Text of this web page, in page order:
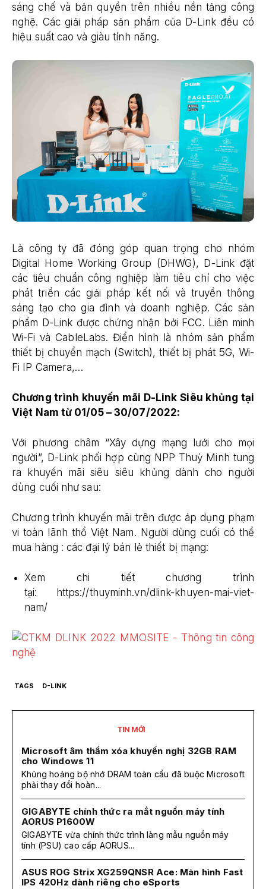
sáng chế và bản quyền trên nhiều nền tảng công
nghệ. Các giải pháp sản phẩm của D-Link đều có
hiệu suất cao và giàu tính năng.
Là công ty đã đóng góp quan trọng cho nhóm
Digital Home Working Group (DHWG), D-Link đặt
các tiêu chuẩn công nghiệp làm tiêu chí cho việc
phát triển các giải pháp kết nối và truyền thông
sáng tạo cho gia đình và doanh nghiệp. Các sản
phẩm D-Link được chứng nhận bởi FCC. Liên minh
Wi-Fi và CableLabs. Điển hình là nhóm sản phẩm
thiết bị chuyển mạch (Switch), thiết bị phát 5G, Wi-
Fi IP Camera,…
Chương trình khuyến mãi D-Link Siêu khủng tại
Việt Nam từ 01/05 – 30/07/2022:
Với phương châm “Xây dựng mạng lưới cho mọi
người”, D-Link phối hợp cùng NPP Thuỳ Minh tung
ra khuyến mãi siêu siêu khủng dành cho người
dùng cuối như sau:
Chương trình khuyến mãi trên được áp dụng phạm
vi toàn lãnh thổ Việt Nam. Người dùng cuối có thể
mua hàng : các đại lý bán lẻ thiết bị mạng:
Xem chi tiết chương trình
tại: https://thuyminh.vn/dlink-khuyen-mai-viet-
nam/
TAGS D-LINK
TIN MỚI
Microsoft âm thầm xóa khuyến nghị 32GB RAM
cho Windows 11
Khủng hoảng bộ nhớ DRAM toàn cầu đã buộc Microsoft
phải thay đổi hoàn...
GIGABYTE chính thức ra mắt nguồn máy tính
AORUS P1600W
GIGABYTE vừa chính thức trình làng mẫu nguồn máy
tính (PSU) cao cấp AORUS...
ASUS ROG Strix XG259QNSR Ace: Màn hình Fast
IPS 420Hz dành riêng cho eSports